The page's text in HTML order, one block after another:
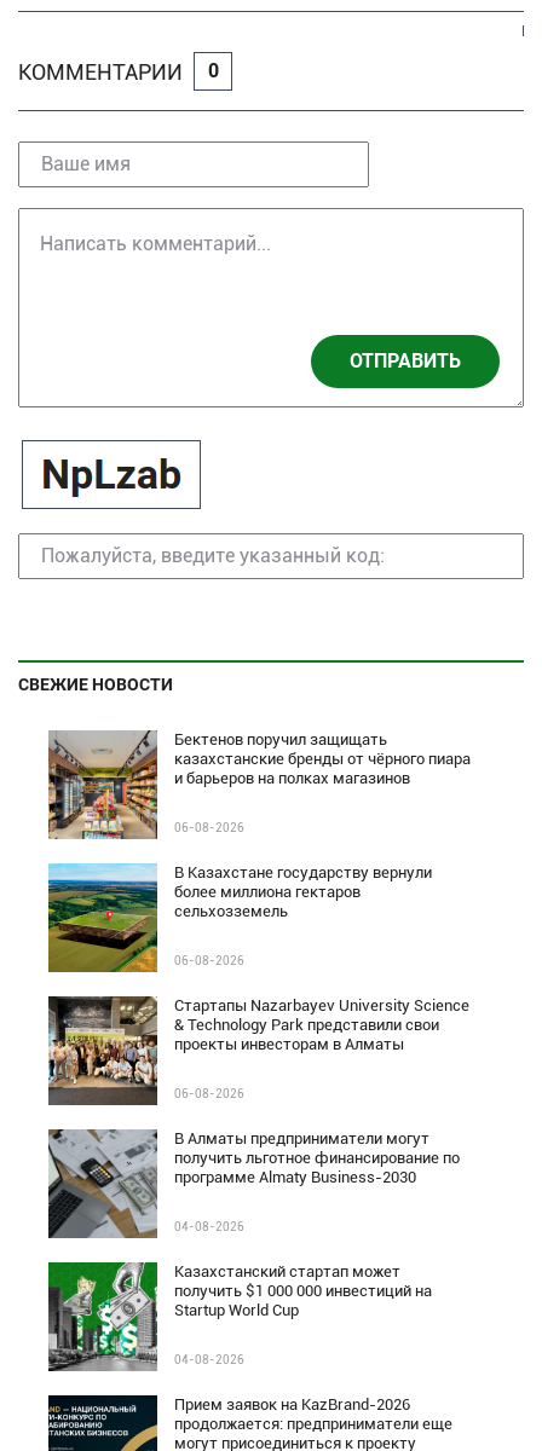
КОММЕНТАРИИ 0
ОТПРАВИТЬ
СВЕЖИЕ НОВОСТИ
Бектенов поручил защищать
казахстанские бренды от чёрного пиара
и барьеров на полках магазинов
06-08-2026
В Казахстане государству вернули
более миллиона гектаров
сельхозземель
06-08-2026
Стартапы Nazarbayev University Science
& Technology Park представили свои
проекты инвесторам в Алматы
06-08-2026
В Алматы предприниматели могут
получить льготное финансирование по
программе Almaty Business-2030
04-08-2026
Казахстанский стартап может
получить $1 000 000 инвестиций на
Startup World Cup
04-08-2026
Прием заявок на KazBrand-2026
продолжается: предприниматели еще
могут присоединиться к проекту